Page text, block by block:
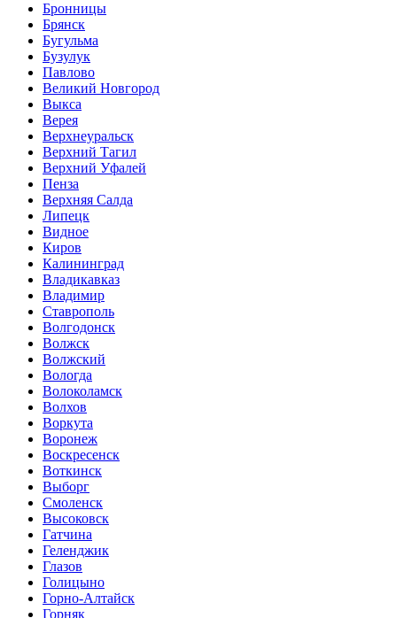
Бронницы
Брянск
Бугульма
Бузулук
Павлово
Великий Новгород
Выкса
Верея
Верхнеуральск
Верхний Тагил
Верхний Уфалей
Пенза
Верхняя Салда
Липецк
Видное
Киров
Калининград
Владикавказ
Владимир
Ставрополь
Волгодонск
Волжск
Волжский
Вологда
Волоколамск
Волхов
Воркута
Воронеж
Воскресенск
Воткинск
Выборг
Смоленск
Высоковск
Гатчина
Геленджик
Глазов
Голицыно
Горно-Алтайск
Горняк